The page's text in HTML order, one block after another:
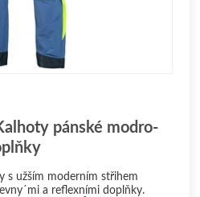
pánské modro-
s užším moderním střihem
a reflexními doplňky.